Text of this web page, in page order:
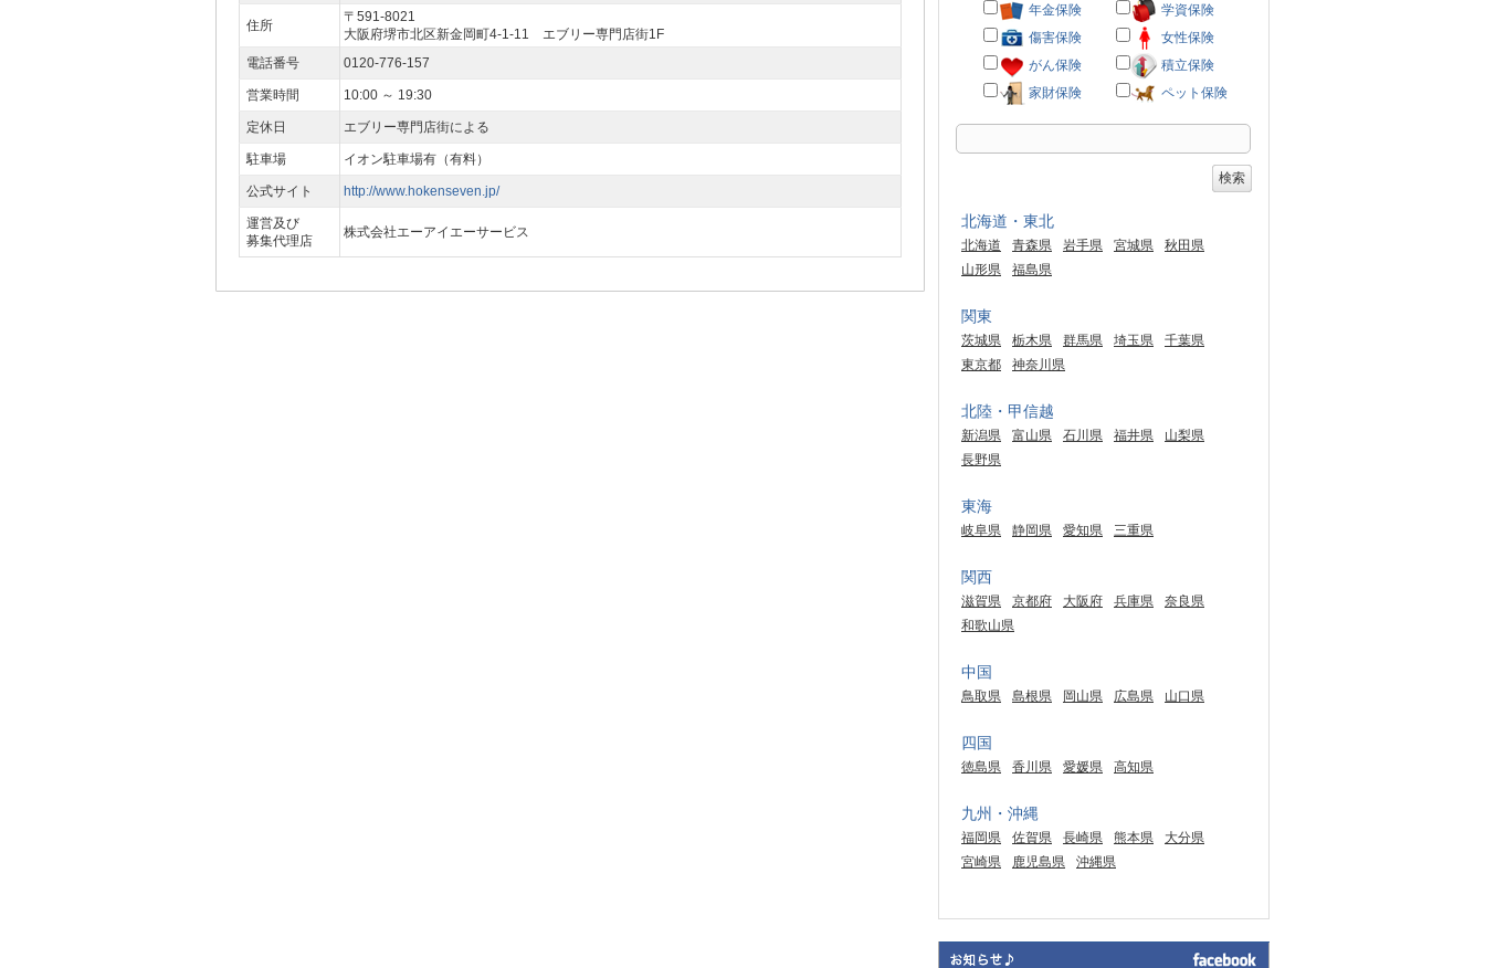
住所
〒591-8021
大阪府堺市北区新金岡町4-1-11 エブリー専門店街1F
電話番号
0120-776-157
営業時間 10:00 ～ 19:30
定休日 エブリー専門店街による
駐車場 イオン駐車場有（有料）
公式サイト http://www.hokenseven.jp/
運営及び
募集代理店
株式会社エーアイエーサービス
年金保険
学資保険
傷害保険
女性保険
がん保険
積立保険
家財保険
ペット保険
北海道・東北
北海道 青森県 岩手県 宮城県
秋田県
山形県
福島県
関東
茨城県 栃木県 群馬県 埼玉県
千葉県
東京都
神奈川県
北陸・甲信越
新潟県 富山県 石川県 福井県
山梨県
長野県
東海
岐阜県 静岡県 愛知県 三重県
関西
滋賀県 京都府 大阪府 兵庫県
奈良県
和歌山県
中国
鳥取県 島根県 岡山県 広島県 山口県
四国
徳島県 香川県 愛媛県 高知県
九州・沖縄
福岡県 佐賀県 長崎県 熊本県
大分県
宮崎県
鹿児島県 沖縄県